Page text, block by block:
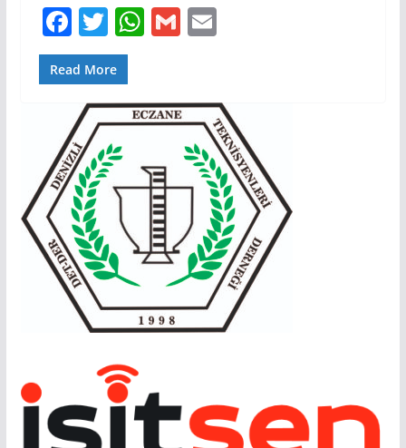
F
a
c
e
b
o
o
k
T
w
itt
er
W
s
A
p
p
G
l
E
l
Read More